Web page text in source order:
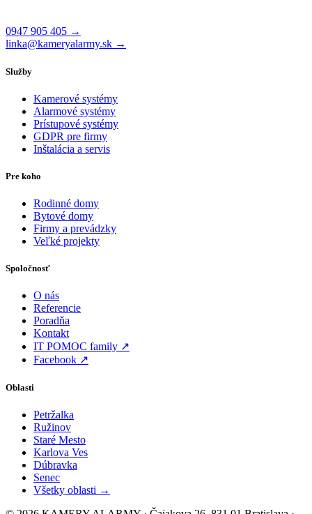
0947 905 405 →
linka@kameryalarmy.sk →
Služby
Kamerové systémy
Alarmové systémy
Prístupové systémy
GDPR pre firmy
Inštalácia a servis
Pre koho
Rodinné domy
Bytové domy
Firmy a prevádzky
Veľké projekty
Spoločnosť
O nás
Referencie
Poradňa
Kontakt
IT POMOC family ↗
Facebook ↗
Oblasti
Petržalka
Ružinov
Staré Mesto
Karlova Ves
Dúbravka
Senec
Všetky oblasti →